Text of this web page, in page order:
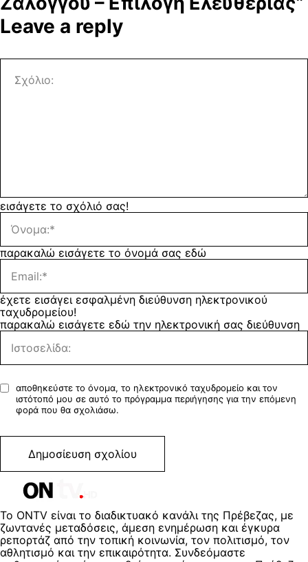
Leave a reply
εισάγετε το σχόλιό σας!
παρακαλώ εισάγετε το όνομά σας εδώ
έχετε εισάγει εσφαλμένη διεύθυνση ηλεκτρονικού
ταχυδρομείου!
παρακαλώ εισάγετε εδώ την ηλεκτρονική σας διεύθυνση
αποθηκεύστε το όνομα, το ηλεκτρονικό ταχυδρομείο και τον
ιστότοπό μου σε αυτό το πρόγραμμα περιήγησης για την επόμενη
φορά που θα σχολιάσω.
Το ONTV είναι το διαδικτυακό κανάλι της Πρέβεζας, με
ζωντανές μεταδόσεις, άμεση ενημέρωση και έγκυρα
ρεπορτάζ από την τοπική κοινωνία, τον πολιτισμό, τον
αθλητισμό και την επικαιρότητα. Συνδεόμαστε